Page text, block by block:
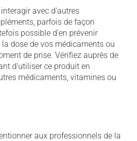
avec d'autres
parfois de façon
possible d'en prévenir
dose de vos médicaments ou
de prise. Vérifiez auprès de
d'utiliser ce produit en
médicaments, vitamines ou
aux professionnels de la